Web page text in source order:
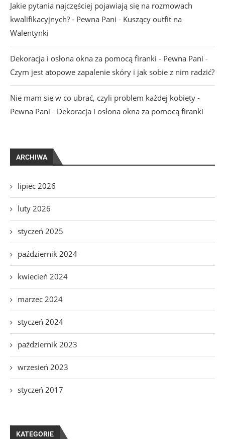
Jakie pytania najczęściej pojawiają się na rozmowach
kwalifikacyjnych? - Pewna Pani - Kuszący outfit na
Walentynki
Dekoracja i osłona okna za pomocą firanki - Pewna Pani -
Czym jest atopowe zapalenie skóry i jak sobie z nim radzić?
Nie mam się w co ubrać, czyli problem każdej kobiety -
Pewna Pani - Dekoracja i osłona okna za pomocą firanki
ARCHIWA
lipiec 2026
luty 2026
styczeń 2025
październik 2024
kwiecień 2024
marzec 2024
styczeń 2024
październik 2023
wrzesień 2023
styczeń 2017
KATEGORIE